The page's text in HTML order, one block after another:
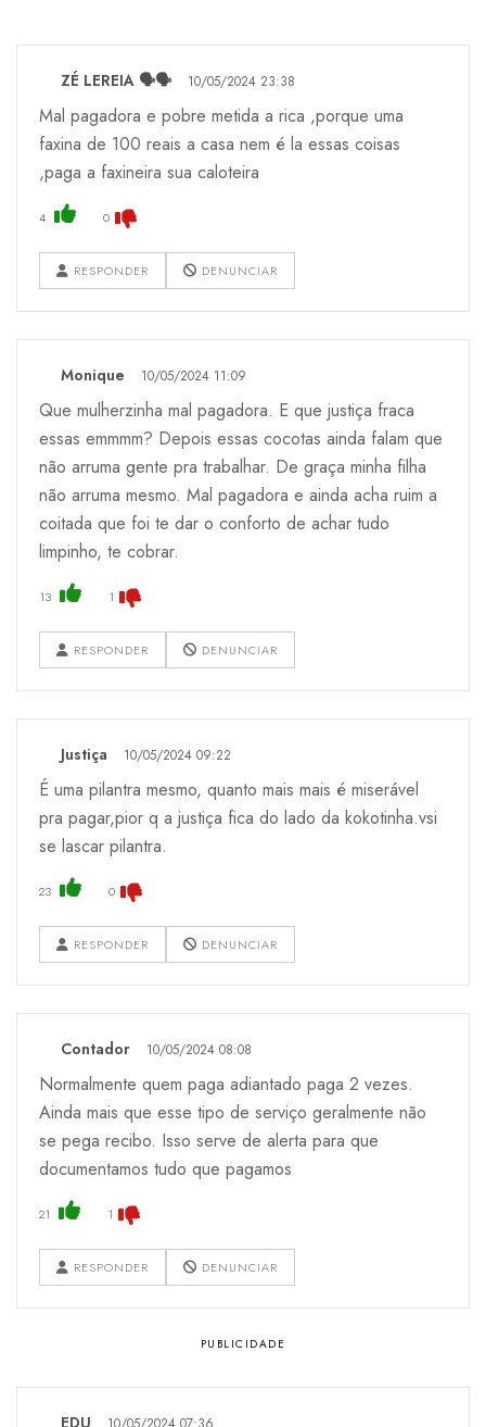
ZÉ LEREIA 🗣️🗣️ 10/05/2024 23:38
Mal pagadora e pobre metida a rica ,porque uma
faxina de 100 reais a casa nem é la essas coisas
,paga a faxineira sua caloteira
4 0
RESPONDER DENUNCIAR
Monique 10/05/2024 11:09
Que mulherzinha mal pagadora. E que justiça fraca
essas emmmm? Depois essas cocotas ainda falam que
não arruma gente pra trabalhar. De graça minha filha
não arruma mesmo. Mal pagadora e ainda acha ruim a
coitada que foi te dar o conforto de achar tudo
limpinho, te cobrar.
13 1
RESPONDER DENUNCIAR
Justiça 10/05/2024 09:22
É uma pilantra mesmo, quanto mais mais é miserável
pra pagar,pior q a justiça fica do lado da kokotinha.vsi
se lascar pilantra.
23 0
RESPONDER DENUNCIAR
Contador 10/05/2024 08:08
Normalmente quem paga adiantado paga 2 vezes.
Ainda mais que esse tipo de serviço geralmente não
se pega recibo. Isso serve de alerta para que
documentamos tudo que pagamos
21 1
RESPONDER DENUNCIAR
EDU